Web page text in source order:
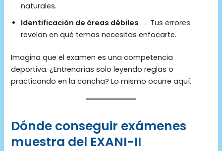
naturales.
Identificación de áreas débiles → Tus errores
revelan en qué temas necesitas enfocarte.
Imagina que el examen es una competencia
deportiva. ¿Entrenarías solo leyendo reglas o
practicando en la cancha? Lo mismo ocurre aquí.
Dónde conseguir exámenes
muestra del EXANI-II